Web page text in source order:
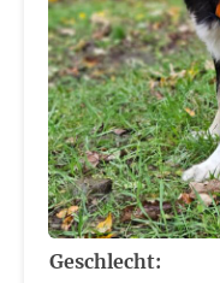
Geschlecht: